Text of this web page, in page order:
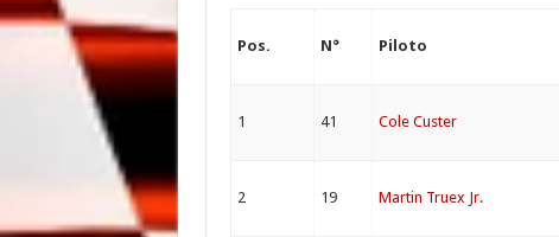
Pos. N° Piloto
1 41 Cole Custer
2 19 Martin Truex Jr.